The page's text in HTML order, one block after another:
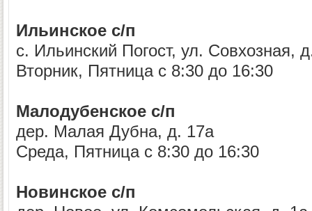
Ильинское с/п
с. Ильинский Погост, ул. Совхозная,
Вторник, Пятница с 8:30 до 16:30
Малодубенское с/п
дер. Малая Дубна, д. 17а
Среда, Пятница с 8:30 до 16:30
Новинское с/п